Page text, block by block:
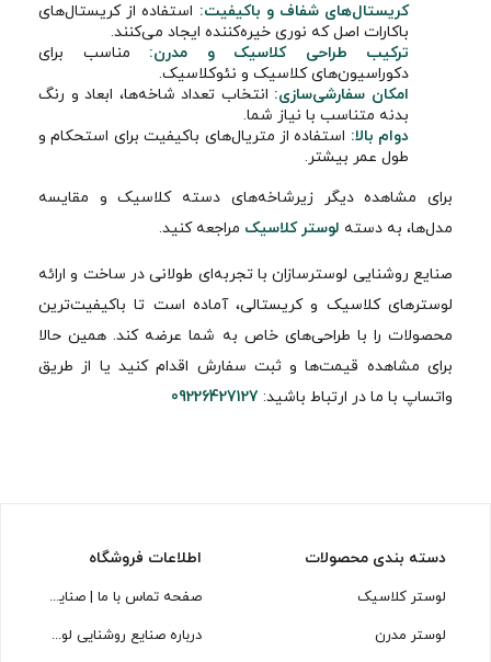
کریستال‌های شفاف و باکیفیت: استفاده از کریستال‌های
باکارات اصل که نوری خیره‌کننده ایجاد می‌کنند.
ترکیب طراحی کلاسیک و مدرن: مناسب برای
دکوراسیون‌های کلاسیک و نئوکلاسیک.
امکان سفارشی‌سازی: انتخاب تعداد شاخه‌ها، ابعاد و رنگ
بدنه متناسب با نیاز شما.
دوام بالا: استفاده از متریال‌های باکیفیت برای استحکام و
طول عمر بیشتر.
برای مشاهده دیگر زیرشاخه‌های دسته کلاسیک و مقایسه
مدل‌ها، به دسته لوستر کلاسیک مراجعه کنید.
صنایع روشنایی لوسترسازان با تجربه‌ای طولانی در ساخت و ارائه
لوسترهای کلاسیک و کریستالی، آماده است تا باکیفیت‌ترین
محصولات را با طراحی‌های خاص به شما عرضه کند. همین حالا
برای مشاهده قیمت‌ها و ثبت سفارش اقدام کنید یا از طریق
واتساپ با ما در ارتباط باشید: 09226427127
دسته بندی محصولات
لوستر کلاسیک
لوستر مدرن
اطلاعات فروشگاه
صفحه تماس با ما | صنایع روشنایی لوسترسازان
درباره صنایع روشنایی لوسترسازان